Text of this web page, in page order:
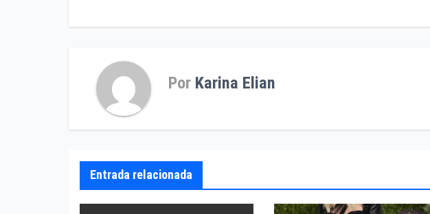
entradas
Por Karina Elian
Entrada relacionada